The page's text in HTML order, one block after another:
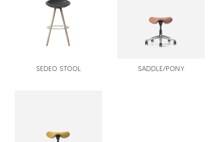
SEDEO STOOL SADDLE/PONY